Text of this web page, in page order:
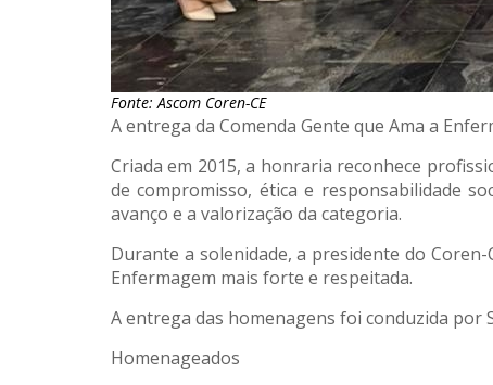
Fonte: Ascom Coren-CE
A entrega da Comenda Gente que Ama a
Criada em 2015, a honraria reconhece
de compromisso, ética e responsabilidade
avanço e a valorização da categoria.
Durante a solenidade, a presidente do
Enfermagem mais forte e respeitada.
A entrega das homenagens foi conduzida por
Homenageados